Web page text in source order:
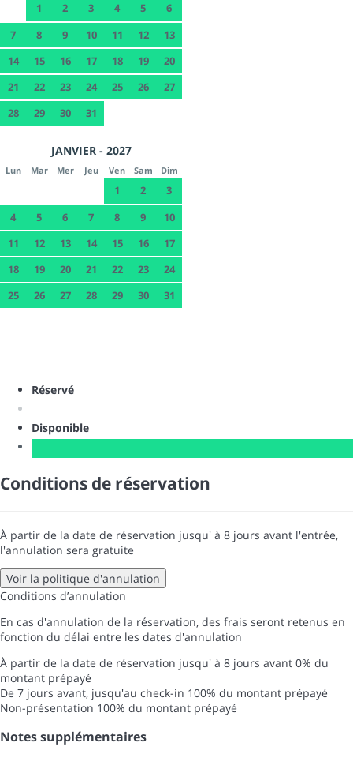
1 2 3 4 5
6
7
8 9 10 11 12
13
14
15 16 17 18 19
20
21
22 23 24 25 26
27
28
29 30 31
JANVIER - 2027
Lun Mar Mer Jeu Ven Sam Dim
1 2
3
4
5 6 7 8 9
10
11
12 13 14 15 16
17
18
19 20 21 22 23
24
25
26 27 28 29 30 31
Réservé
Disponible
Conditions de réservation
À partir de la date de réservation jusqu' à 8 jours avant l'entrée,
l'annulation sera gratuite
Voir la politique d'annulation
Conditions d’annulation
En cas d'annulation de la réservation, des frais seront retenus en
fonction du délai entre les dates d'annulation
À partir de la date de réservation jusqu' à 8 jours avant 0% du
montant prépayé
De 7 jours avant, jusqu'au check-in 100% du montant prépayé
Non-présentation 100% du montant prépayé
Notes supplémentaires